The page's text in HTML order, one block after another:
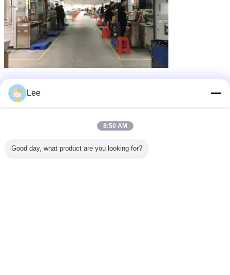
Etiketler:duvar tipi yoğuşmalı kazan duvar tipi su kazanları
duvar tipi gaz kazanı
En İyi Fiyatı Alın
Lee
8:50 AM
Good day, what product are you looking for?